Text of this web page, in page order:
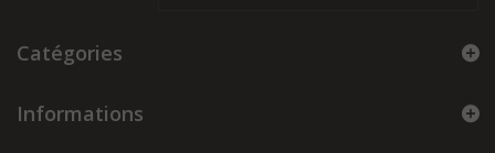
Catégories
Informations